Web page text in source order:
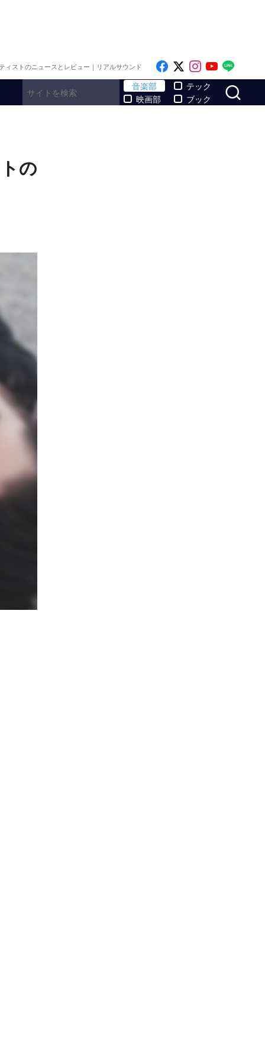
ィストのニュースとレビュー｜リアルサウンド Like on Facebook
Follow on x
Follow on
Follow
音楽部
映画部
テック
ブック
の